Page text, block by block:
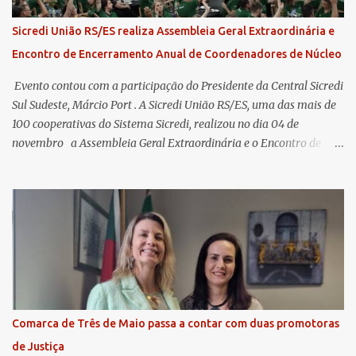
Sicredi União RS/ES realiza Assembleia Geral Extraordinária e
Encontro de Encerramento Anual de Coordenadores de Núcleo
​ Evento contou com a participação do Presidente da Central Sicredi
Sul Sudeste, Márcio Port . A Sicredi União RS/ES, uma das mais de
100 cooperativas do Sistema Sicredi, realizou no dia 04 de
novembro a Assembleia Geral Extraordinária e o Encontro de
futuro. O evento ocorreu presencialmente em Santa Rosa/RS com
transmissão simultânea para os coordenadores capixabas, que
estavam reunidos em Cachoeiro de Itapemirim / ES. Durante a
Assembleia Geral Extraordinária, foram debatidas e aprovadas
pautas estratégicas, como a atualização da Política de
Remuneração dos Administradores Estatutários e do regulamento
do Fundo Social, reforçando o compromisso da cooperativa com a
transparência e a governança. No Encontro de Coordenadores de
Núcleo, o presidente da Sicredi União RS/ES, Sidnei Strejevitch, fez
Comarca de Três de Maio passa a contar com duas promotoras
de Justiça